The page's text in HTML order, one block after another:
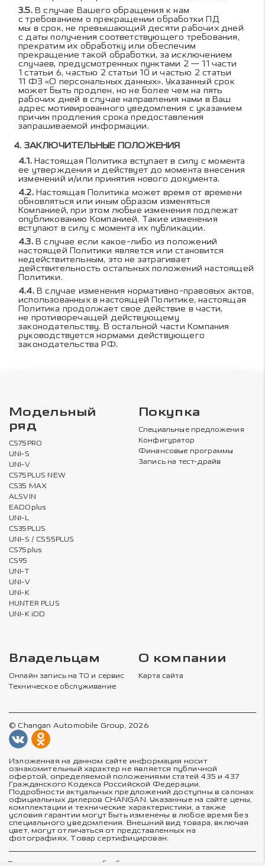
В случае Вашего обращения к нам
с требованием о прекращении обработки ПД
мы в срок, не превышающий десяти рабочих дней
с даты получения соответствующего требования,
прекратим их обработку или обеспечим
прекращение такой обработки, за исключением
случаев, предусмотренных пунктами 2 — 11 части
1 статьи 6, частью 2 статьи 10 и частью 2 статьи
11 ФЗ «О персональных данных». Указанный срок
может быть продлен, но не более чем на пять
рабочих дней в случае направления нами в Ваш
адрес мотивированного уведомления с указанием
причин продления срока предоставления
запрашиваемой информации.
ЗАКЛЮЧИТЕЛЬНЫЕ ПОЛОЖЕНИЯ
Настоящая Политика вступает в силу с момента
ее утверждения и действует до момента внесения
изменений и/или принятия нового документа.
Настоящая Политика может время от времени
обновляться или иным образом изменяться
Компанией, при этом любые изменения подлежат
опубликованию Компанией. Такие изменения
вступают в силу с момента их публикации.
В случае если какое-либо из положений
настоящей Политики является или становится
недействительным, это не затрагивает
действительность остальных положений настоящей
Политики.
В случае изменения нормативно-правовых актов,
использованных в настоящей Политике, настоящая
Политика продолжает свое действие в части,
не противоречащей действующему
законодательству. В остальной части Компания
руководствуется нормами действующего
законодательства РФ.
Модельный
ряд
CS75PRO
UNI-S
UNI-V
CS75PLUS NEW
CS35 MAX
ALSVIN
EADOplus
UNI-L
CS35PLUS
UNI-S / CS55PLUS
CS75plus
CS95
UNI-T
UNI-V
UNI-K
HUNTER PLUS
UNI-K iDD
Покупка
Специальные предложения
Конфигуратор
Финансовые программы
Запись на тест-драйв
Владельцам
Онлайн запись на ТО и сервис
Техническое обслуживание
О компании
Карта сайта
© Changan Automobile Group, 2026
Изложенная на данном сайте информация носит
ознакомительный характер не является публичной
офертой, определяемой положениями статей 435 и 437
Гражданского Кодекса Российской Федерации.
Подробности актуальных предложений доступны в салонах
официальных дилеров CHANGAN. Указанные на сайте цены,
комплектации и технические характеристики, а также
условия гарантии могут быть изменены в любое время без
специального уведомления. Внешний вид товара, включая
цвет, могут отличаться от представленных на
фотографиях. Товар сертифицирован.
Политика в отношении обработки персональных данных